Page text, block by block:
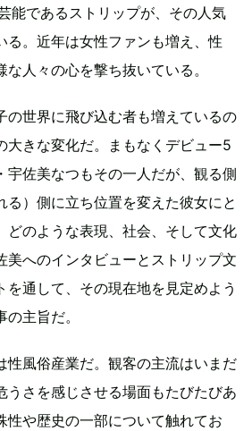
能であるストリップが、その人気
る。近年は女性ファンも増え、性
人々の心を撃ち抜いている。
の世界に飛び込む者も増えているの
大きな変化だ。まもなくデビュー5
宇佐美なつもその一人だが、観る側
る）側に立ち位置を変えた彼女にと
どのような表現、社会、そして文化
へのインタビューとストリップ文
を通して、その現在地を見定めよう
主旨だ。
性風俗産業だ。観客の主流はいまだ
うさを感じさせる場面もたびたびあ
性や歴史の一部について触れてお